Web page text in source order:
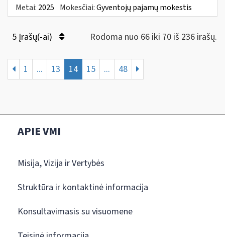
Metai: 2025 Mokesčiai:Gyventojų pajamų mokestis
5 Įrašų(-ai) Rodoma nuo 66 iki 70 iš 236 irašų.
1 ... 13 14 15 ... 48
APIE VMI
Misija, Vizija ir Vertybės
Struktūra ir kontaktinė informacija
Konsultavimasis su visuomene